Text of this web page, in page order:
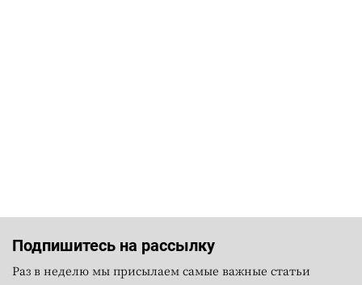
Подпишитесь на рассылку
Раз в неделю мы присылаем самые важные статьи